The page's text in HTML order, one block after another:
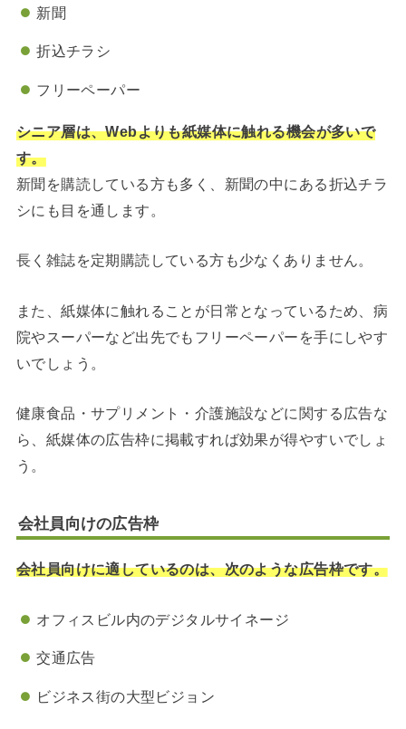
新聞
折込チラシ
フリーペーパー
シニア層は、Webよりも紙媒体に触れる機会が多いで
す。
新聞を購読している方も多く、新聞の中にある折込チラ
シにも目を通します。
長く雑誌を定期購読している方も少なくありません。
また、紙媒体に触れることが日常となっているため、病
院やスーパーなど出先でもフリーペーパーを手にしやす
いでしょう。
健康食品・サプリメント・介護施設などに関する広告な
ら、紙媒体の広告枠に掲載すれば効果が得やすいでしょ
う。
会社員向けの広告枠
会社員向けに適しているのは、次のような広告枠です。
オフィスビル内のデジタルサイネージ
交通広告
ビジネス街の大型ビジョン